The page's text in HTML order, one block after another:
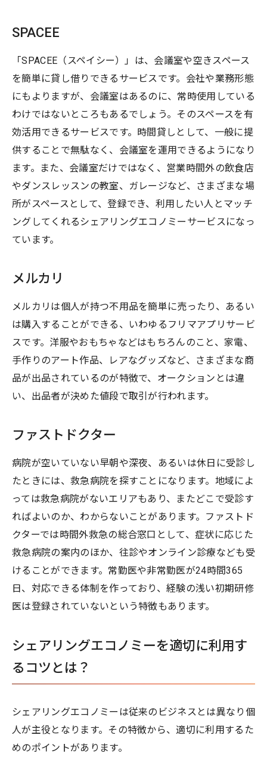
SPACEE
「SPACEE（スペイシー）」は、会議室や空きスペース
を簡単に貸し借りできるサービスです。会社や業務形態
にもよりますが、会議室はあるのに、常時使用している
わけではないところもあるでしょう。そのスペースを有
効活用できるサービスです。時間貸しとして、一般に提
供することで無駄なく、会議室を運用できるようになり
ます。また、会議室だけではなく、営業時間外の飲食店
やダンスレッスンの教室、ガレージなど、さまざまな場
所がスペースとして、登録でき、利用したい人とマッチ
ングしてくれるシェアリングエコノミーサービスになっ
ています。
メルカリ
メルカリは個人が持つ不用品を簡単に売ったり、あるい
は購入することができる、いわゆるフリマアプリサービ
スです。洋服やおもちゃなどはもちろんのこと、家電、
手作りのアート作品、レアなグッズなど、さまざまな商
品が出品されているのが特徴で、オークションとは違
い、出品者が決めた値段で取引が行われます。
ファストドクター
病院が空いていない早朝や深夜、あるいは休日に受診し
たときには、救急病院を探すことになります。地域によ
っては救急病院がないエリアもあり、またどこで受診す
ればよいのか、わからないことがあります。ファストド
クターでは時間外救急の総合窓口として、症状に応じた
救急病院の案内のほか、往診やオンライン診療なども受
けることができます。常勤医や非常勤医が24時間365
日、対応できる体制を作っており、経験の浅い初期研修
医は登録されていないという特徴もあります。
シェアリングエコノミーを適切に利用す
るコツとは？
シェアリングエコノミーは従来のビジネスとは異なり個
人が主役となります。その特徴から、適切に利用するた
めのポイントがあります。